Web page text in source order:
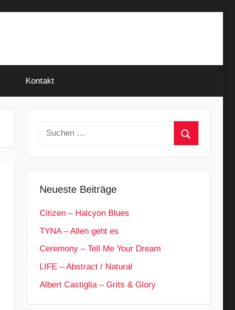
Kontakt
Suchen
Neueste Beiträge
Citizen – Halcyon Blues
TYNA – Allen geht es
Ceremony – Tell Me Your Dream
LIFE – Abstract / Natural
Albert Castiglia – Grits & Glory